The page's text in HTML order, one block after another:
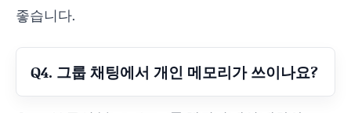
좋습니다.
Q4. 그룹 채팅에서 개인 메모리가 쓰이나요?